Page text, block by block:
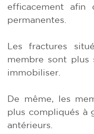
efficacement afin
permanentes.
Les fractures
membre sont plus
immobiliser.
De même, les
plus compliqués à
antérieurs.